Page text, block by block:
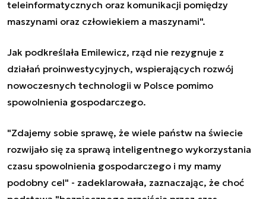
teleinformatycznych oraz komunikacji pomiędzy
maszynami oraz człowiekiem a maszynami".
Jak podkreślała Emilewicz, rząd nie rezygnuje z
działań proinwestycyjnych, wspierających rozwój
nowoczesnych technologii w Polsce pomimo
spowolnienia gospodarczego.
"Zdajemy sobie sprawę, że wiele państw na świecie
rozwijało się za sprawą inteligentnego wykorzystania
czasu spowolnienia gospodarczego i my mamy
podobny cel" - zadeklarowała, zaznaczając, że choć